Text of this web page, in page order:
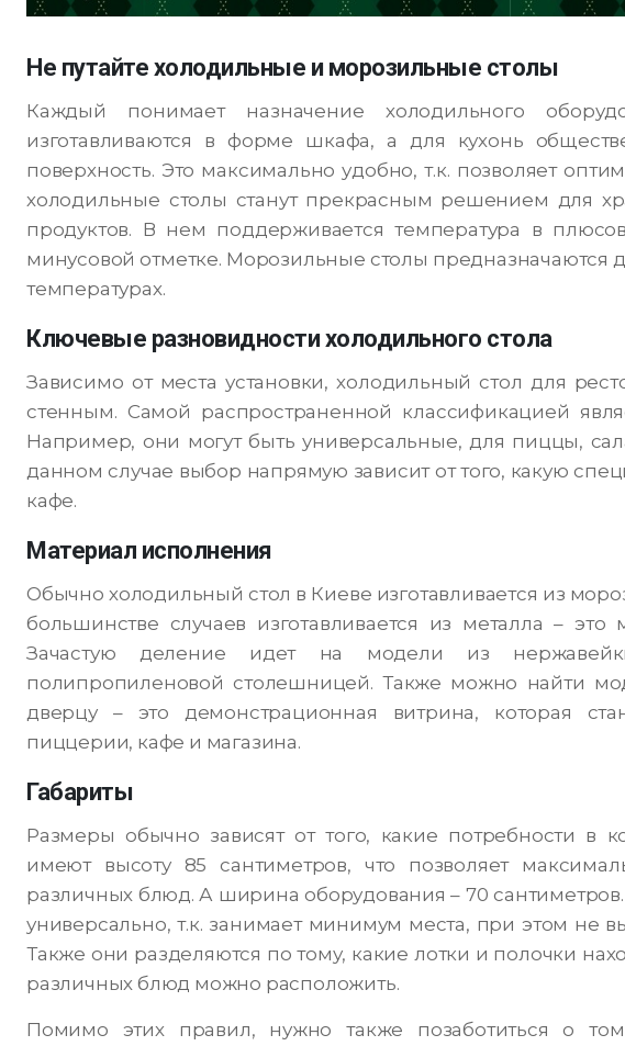
Не путайте холодильные и морозильные столы
Каждый понимает назначение холодильного
изготавливаются в форме шкафа, а для кухонь
поверхность. Это максимально удобно, т.к. позволяет
холодильные столы станут прекрасным решением для
продуктов. В нем поддерживается температура в
минусовой отметке. Морозильные столы предназначаются
температурах.
Ключевые разновидности холодильного стола
Зависимо от места установки, холодильный стол для
стенным. Самой распространенной классификацией
Например, они могут быть универсальные, для пиццы,
данном случае выбор напрямую зависит от того, какую
кафе.
Материал исполнения
Обычно холодильный стол в Киеве изготавливается из
большинстве случаев изготавливается из металла –
Зачастую деление идет на модели из
полипропиленовой столешницей. Также можно найти
дверцу – это демонстрационная витрина, которая
пиццерии, кафе и магазина.
Габариты
Размеры обычно зависят от того, какие потребности в
имеют высоту 85 сантиметров, что позволяет
различных блюд. А ширина оборудования – 70
универсально, т.к. занимает минимум места, при этом не
Также они разделяются по тому, какие лотки и полочки
различных блюд можно расположить.
Помимо этих правил, нужно также позаботиться о